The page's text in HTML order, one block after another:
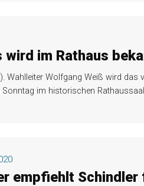
wird im Rathaus
Wahlleiter Wolfgang Weiß wird das
im historischen
empfiehlt Schindler